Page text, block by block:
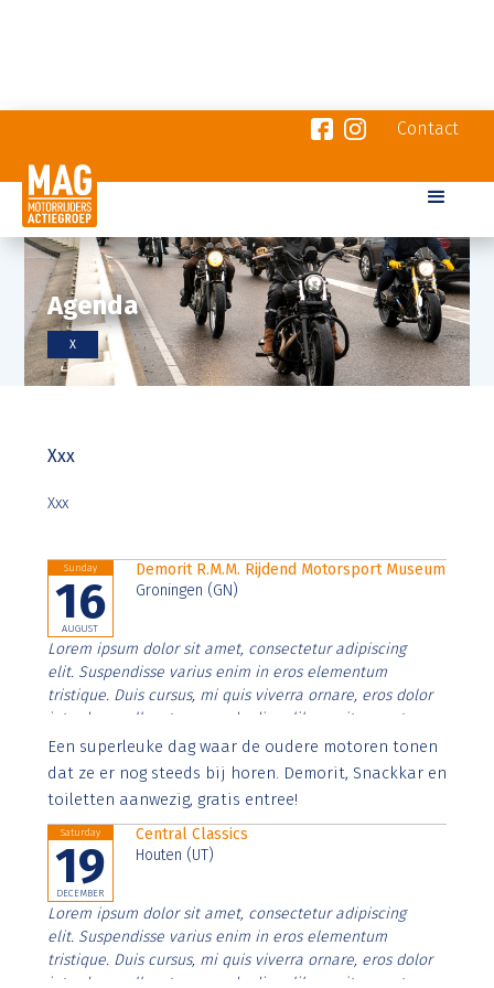
Contact
Agenda
X
Xxx
Xxx
Sunday
16
AUGUST
Demorit R.M.M. Rijdend Motorsport Museum
Groningen (GN)
Lorem ipsum dolor sit amet, consectetur adipiscing
elit. Suspendisse varius enim in eros elementum
tristique. Duis cursus, mi quis viverra ornare, eros dolor
interdum nulla, ut commodo diam libero vitae erat.
Aenean faucibus nibh et justo cursus id rutrum lorem
imperdiet. Nunc ut sem vitae risus tristique posuere.
Een superleuke dag waar de oudere motoren tonen
dat ze er nog steeds bij horen. Demorit, Snackkar en
toiletten aanwezig, gratis entree!
Saturday
19
DECEMBER
Central Classics
Houten (UT)
Lorem ipsum dolor sit amet, consectetur adipiscing
elit. Suspendisse varius enim in eros elementum
tristique. Duis cursus, mi quis viverra ornare, eros dolor
interdum nulla, ut commodo diam libero vitae erat.